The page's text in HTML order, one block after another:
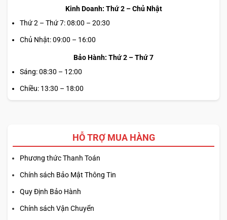
Kinh Doanh: Thứ 2 – Chủ Nhật
Thứ 2 – Thứ 7: 08:00 – 20:30
Chủ Nhật: 09:00 – 16:00
Bảo Hành: Thứ 2 – Thứ 7
Sáng: 08:30 – 12:00
Chiều: 13:30 – 18:00
HỖ TRỢ MUA HÀNG
Phương thức Thanh Toán
Chính sách Bảo Mật Thông Tin
Quy Định Bảo Hành
Chính sách Vận Chuyển